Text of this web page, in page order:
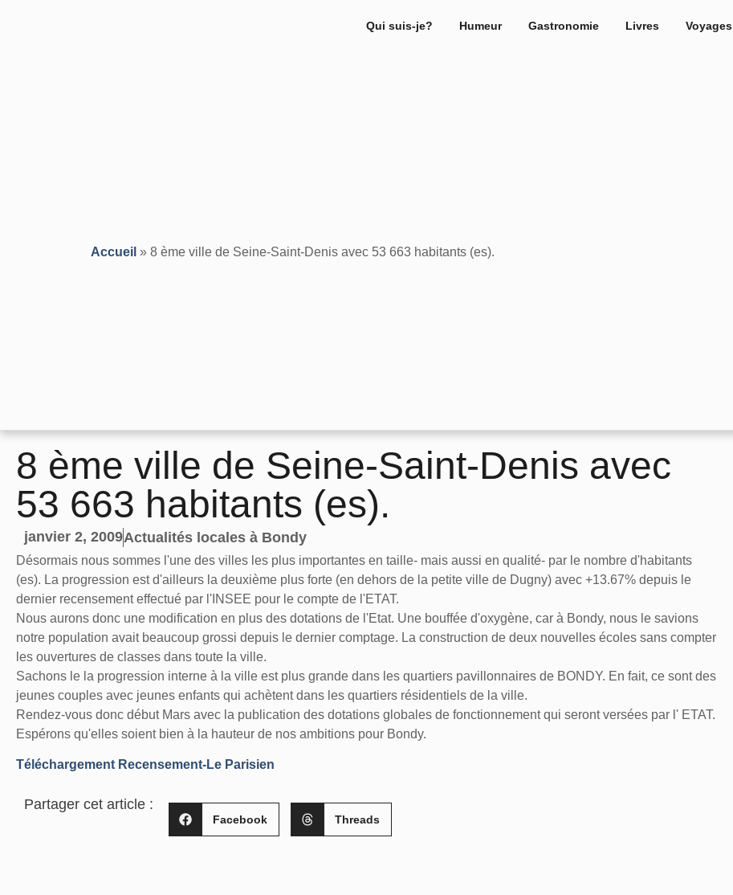
Qui suis-je? Humeur Gastronomie Livres Voyages
Accueil » 8 ème ville de Seine-Saint-Denis avec 53 663 habitants (es).
8 ème ville de Seine-Saint-Denis avec
53 663 habitants (es).
janvier 2, 2009Actualités locales à Bondy
Désormais nous sommes l'une des villes les plus importantes en taille- mais aussi en qualité- par le nombre d'habitants
(es). La progression est d'ailleurs la deuxième plus forte (en dehors de la petite ville de Dugny) avec +13.67% depuis le
dernier recensement effectué par l'INSEE pour le compte de l'ETAT.
Nous aurons donc une modification en plus des dotations de l'Etat. Une bouffée d'oxygène, car à Bondy, nous le savions
notre population avait beaucoup grossi depuis le dernier comptage. La construction de deux nouvelles écoles sans compter
les ouvertures de classes dans toute la ville.
Sachons le la progression interne à la ville est plus grande dans les quartiers pavillonnaires de BONDY. En fait, ce sont des
jeunes couples avec jeunes enfants qui achètent dans les quartiers résidentiels de la ville.
Rendez-vous donc début Mars avec la publication des dotations globales de fonctionnement qui seront versées par l' ETAT.
Espérons qu'elles soient bien à la hauteur de nos ambitions pour Bondy.
Téléchargement Recensement-Le Parisien
Partager cet article :
Facebook Threads